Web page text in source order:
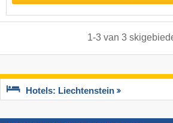
1-3van 3
Hotels: Liechtenstein